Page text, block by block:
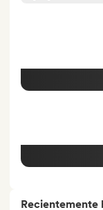
Recientemente